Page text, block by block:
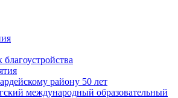
району 50 лет
международный образовательный